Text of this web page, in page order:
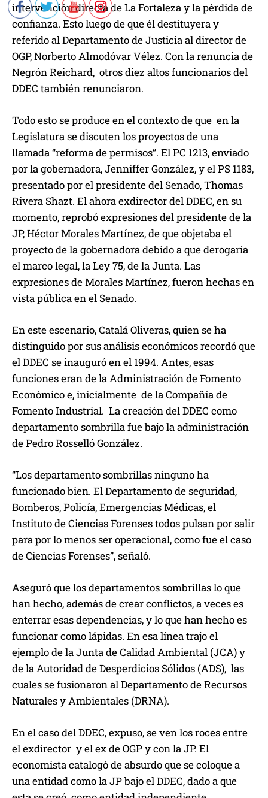
intervención directa de La Fortaleza y la pérdida de
confianza. Esto luego de que él destituyera y
referido al Departamento de Justicia al director de
OGP, Norberto Almodóvar Vélez. Con la renuncia de
Negrón Reichard, otros diez altos funcionarios del
DDEC también renunciaron.
Todo esto se produce en el contexto de que en la
Legislatura se discuten los proyectos de una
llamada “reforma de permisos”. El PC 1213, enviado
por la gobernadora, Jenniffer González, y el PS 1183,
presentado por el presidente del Senado, Thomas
Rivera Shazt. El ahora exdirector del DDEC, en su
momento, reprobó expresiones del presidente de la
JP, Héctor Morales Martínez, de que objetaba el
proyecto de la gobernadora debido a que derogaría
el marco legal, la Ley 75, de la Junta. Las
expresiones de Morales Martínez, fueron hechas en
vista pública en el Senado.
En este escenario, Catalá Oliveras, quien se ha
distinguido por sus análisis económicos recordó que
el DDEC se inauguró en el 1994. Antes, esas
funciones eran de la Administración de Fomento
Económico e, inicialmente de la Compañía de
Fomento Industrial. La creación del DDEC como
departamento sombrilla fue bajo la administración
de Pedro Rosselló González.
“Los departamento sombrillas ninguno ha
funcionado bien. El Departamento de seguridad,
Bomberos, Policía, Emergencias Médicas, el
Instituto de Ciencias Forenses todos pulsan por salir
para por lo menos ser operacional, como fue el caso
de Ciencias Forenses”, señaló.
Aseguró que los departamentos sombrillas lo que
han hecho, además de crear conflictos, a veces es
enterrar esas dependencias, y lo que han hecho es
funcionar como lápidas. En esa línea trajo el
ejemplo de la Junta de Calidad Ambiental (JCA) y
de la Autoridad de Desperdicios Sólidos (ADS), las
cuales se fusionaron al Departamento de Recursos
Naturales y Ambientales (DRNA).
En el caso del DDEC, expuso, se ven los roces entre
el exdirector y el ex de OGP y con la JP. El
economista catalogó de absurdo que se coloque a
una entidad como la JP bajo el DDEC, dado a que